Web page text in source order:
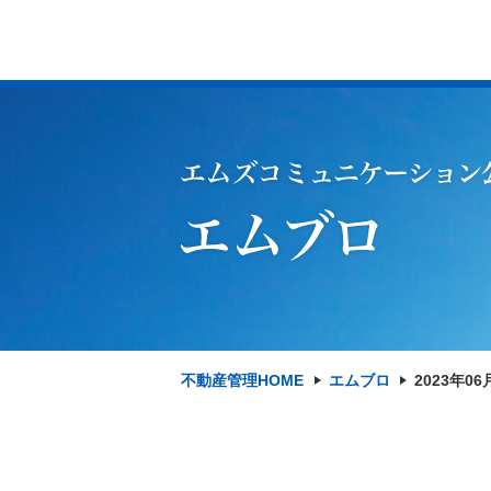
不動産管理HOME エムブロ 2023年06